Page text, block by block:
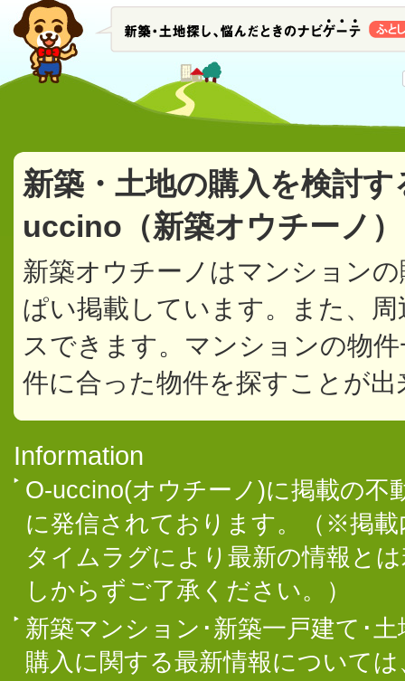
新築・土地の購入を検討
uccino（新築オウチーノ
新築オウチーノはマンション
ぱい掲載しています。また、
スできます。マンションの物
件に合った物件を探すことが出
Information
O-uccino(オウチーノ)に掲載の不
に発信されております。（※掲
タイムラグにより最新の情報と
しからずご了承ください。）
新築マンション･新築一戸建て･
購入に関する最新情報について